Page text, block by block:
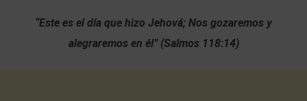
“Este es el día que hizo Jehová; Nos gozaremos y
alegraremos en él” (Salmos 118:14)